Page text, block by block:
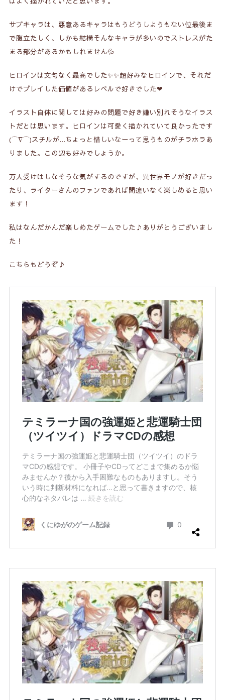
サブキャラは、悪意あるキャラはもうどうしようもない位最後ま
で腹立たしく、しかも結構そんなキャラが多いのでストレスがた
まる部分があるかもしれません💦
ヒロインは文句なく最高でした✨✨超好みなヒロインで、それだ
けでプレイした価値があるレベルで好きでした❤
イラスト自体に関しては好みの問題で好き嫌い別れそうなイラス
トだとは思います。ヒロインは可愛く描かれていて良かったです
(⌒∇⌒)スチルが…ちょっと惜しいなーって思うものがチラホラあ
りました。この辺も好みでしょうか。
万人受けはしなそうな気がするのですが、異世界モノが好きだっ
たり、ライターさんのファンであれば間違いなく楽しめると思い
ます！
私はなんだかんだ楽しめたゲームでした♪ありがとうございまし
た！
こちらもどうぞ♪